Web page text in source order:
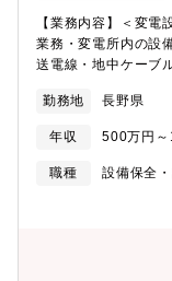
構成されており、「
チーム編成をしてい
入といった環境変化
生産性向上等の取り
し、地域に根差した
す。●仕事の魅力○
実にお届けする役割
安定的な電力供給を
【業務内容】＜変
業務・変電所内の設
送電線・地中ケーブ
保守会社への手配の
するために保守会社
実施（保守業務の一
器等）や送電設備（
工事発注、必要資材
務＞・設備維持管理
支社業務支援などの
勤務地 長野県
年収 500万円
職種
設備保全